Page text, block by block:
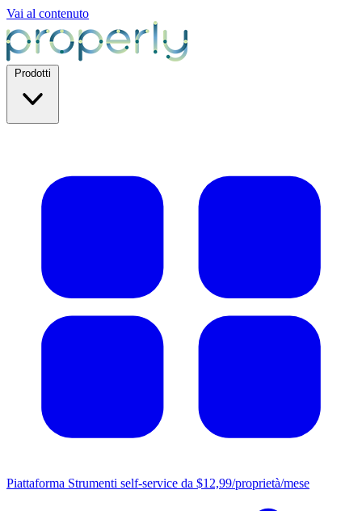
Vai al contenuto
Piattaforma Strumenti self-service da $12,99/proprietà/mese